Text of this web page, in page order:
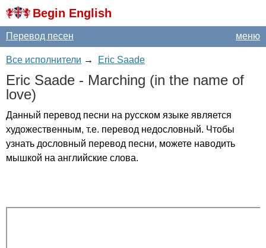
Begin English
меню
Перевод песен
Все исполнители → Eric Saade
Eric Saade - Marching (in the name of
love)
Данный перевод песни на русском языке является
художественным, т.е. перевод недословный. Чтобы
узнать дословный перевод песни, можете наводить
мышкой на английские слова.